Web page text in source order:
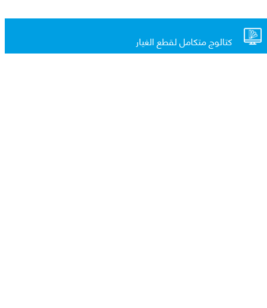
كتالوج متكامل لقطع الغيار